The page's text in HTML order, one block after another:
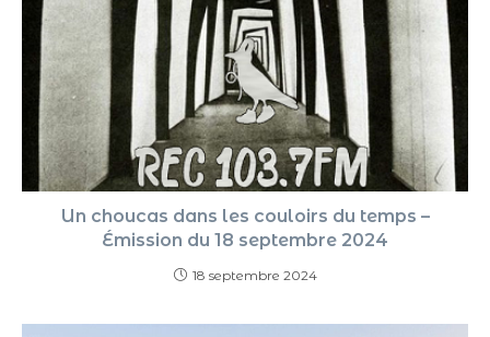
Un choucas dans les couloirs du temps –
Émission du 18 septembre 2024
18 septembre 2024